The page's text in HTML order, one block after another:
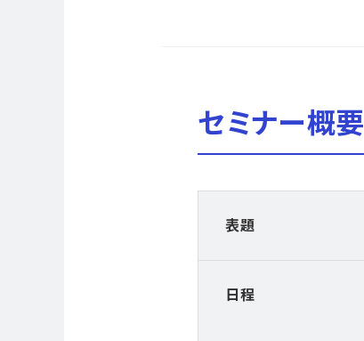
セミナー概要
表題
日程